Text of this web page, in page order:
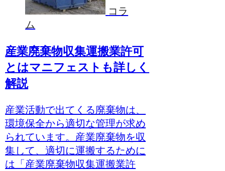
コラ
ム
産業廃棄物収集運搬業許可
とはマニフェストも詳しく
解説
産業活動で出てくる廃棄物は、
環境保全から適切な管理が求め
られています。産業廃棄物を収
集して、適切に運搬するために
は「産業廃棄物収集運搬業許